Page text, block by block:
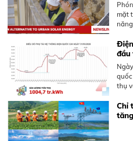
mặt
cư
nhà
đầu
thụ
Tìm
điện
Chỉ